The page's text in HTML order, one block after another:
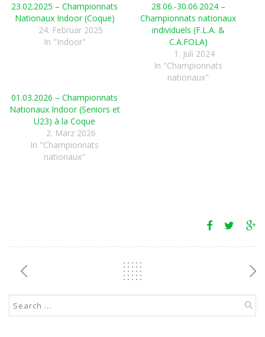
23.02.2025 – Championnats
Nationaux Indoor (Coque)
24. Februar 2025
In "Indoor"
28.06.-30.06.2024 –
Championnats nationaux
individuels (F.L.A. &
C.A.FOLA)
1. Juli 2024
In "Championnats
nationaux"
01.03.2026 – Championnats
Nationaux Indoor (Seniors et
U23) à la Coque
2. März 2026
In "Championnats
nationaux"